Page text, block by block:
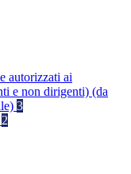
autorizzati ai
e non dirigenti) (da
3
2